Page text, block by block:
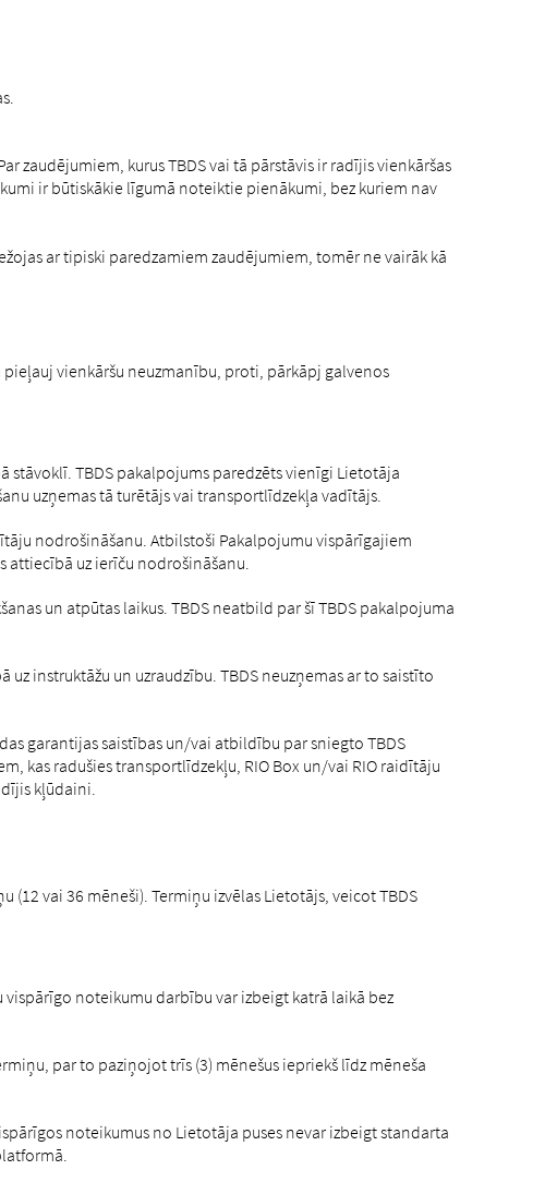
zaudējumiem, kurus TBDS vai tā pārstāvis ir radījis vienkāršas
ir būtiskākie līgumā noteiktie pienākumi, bez kuriem nav
ar tipiski paredzamiem zaudējumiem, tomēr ne vairāk kā
vienkāršu neuzmanību, proti, pārkāpj galvenos
TBDS pakalpojums paredzēts vienīgi Lietotāja
uzņemas tā turētājs vai transportlīdzekļa vadītājs.
nodrošināšanu. Atbilstoši Pakalpojumu vispārīgajiem
uz ierīču nodrošināšanu.
un atpūtas laikus. TBDS neatbild par šī TBDS pakalpojuma
instruktāžu un uzraudzību. TBDS neuzņemas ar to saistīto
garantijas saistības un/vai atbildību par sniegto TBDS
kas radušies transportlīdzekļu, RIO Box un/vai RIO raidītāju
kļūdaini.
vai 36 mēneši). Termiņu izvēlas Lietotājs, veicot TBDS
noteikumu darbību var izbeigt katrā laikā bez
par to paziņojot trīs (3) mēnešus iepriekš līdz mēneša
noteikumus no Lietotāja puses nevar izbeigt standarta